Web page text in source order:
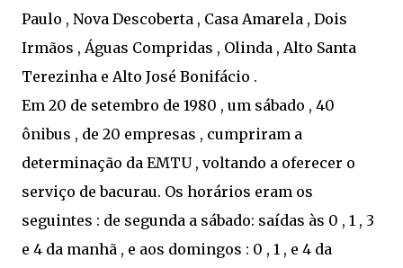
Paulo , Nova Descoberta , Casa Amarela , Dois
Irmãos , Águas Compridas , Olinda , Alto Santa
Terezinha e Alto José Bonifácio .
Em 20 de setembro de 1980 , um sábado , 40
ônibus , de 20 empresas , cumpriram a
determinação da EMTU , voltando a oferecer o
serviço de bacurau. Os horários eram os
seguintes : de segunda a sábado: saídas às 0 , 1 , 3
e 4 da manhã , e aos domingos : 0 , 1 , e 4 da